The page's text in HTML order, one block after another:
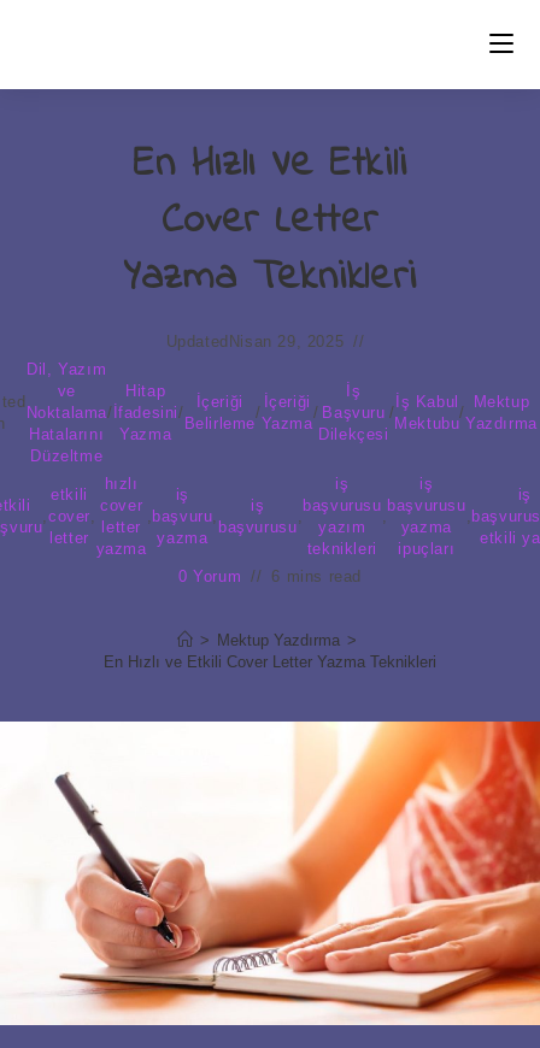
En Hızlı Ve Etkili
Cover Letter
Yazma Teknikleri
Updated Nisan 29, 2025
Dil, Yazım
ve
Noktalama
Hatalarını
Düzeltme
/
Hitap
İfadesini
Yazma
/
İçeriği
Belirleme
/
İçeriği
Yazma
/
İş
Başvuru
Dilekçesi
/
İş Kabul
Mektubu
/
Mektup
Yazdırma
,
etkili
cover
letter
,
hızlı
cover
letter
yazma
,
iş
başvuru
yazma
,
iş
başvurusu
,
iş
başvurusu
yazım
teknikleri
,
iş
başvurusu
yazma
ipuçları
,
iş
etkili
0 Yorum 6 mins read
> Mektup Yazdırma >
En Hızlı ve Etkili Cover Letter Yazma Teknikleri